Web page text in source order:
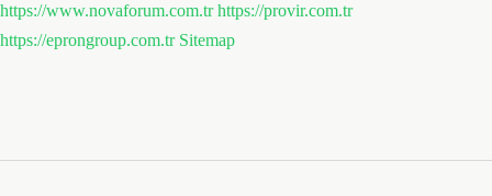
https://www.novaforum.com.tr https://provir.com.tr
https://eprongroup.com.tr Sitemap